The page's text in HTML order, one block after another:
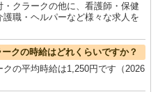
クラークの他に、看護師・保健
職・ヘルパーなど様々な求人を
クの時給はどれくらいですか？
の平均時給は1,250円です（2026